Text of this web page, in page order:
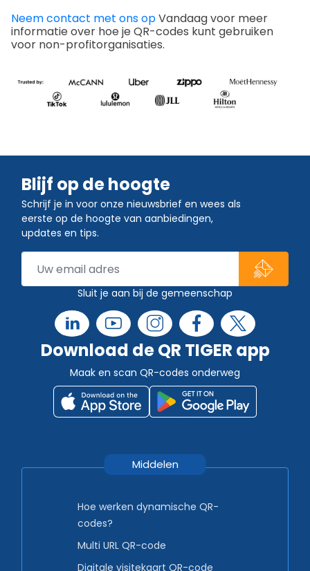
Neem contact met ons opVandaag voor meer
informatie over hoe je QR-codes kunt gebruiken
voor non-profitorganisaties.
Blijf op de hoogte
Schrijf je in voor onze nieuwsbrief en wees als
eerste op de hoogte van aanbiedingen,
updates en tips.
Sluit je aan bij de gemeenschap
Download de QR TIGER app
Maak en scan QR-codes onderweg
Middelen
Hoe werken dynamische QR-
codes?
Multi URL QR-code
Digitale visitekaart QR-code